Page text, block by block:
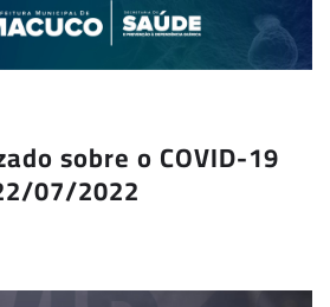
sobre o COVID-19
07/2022